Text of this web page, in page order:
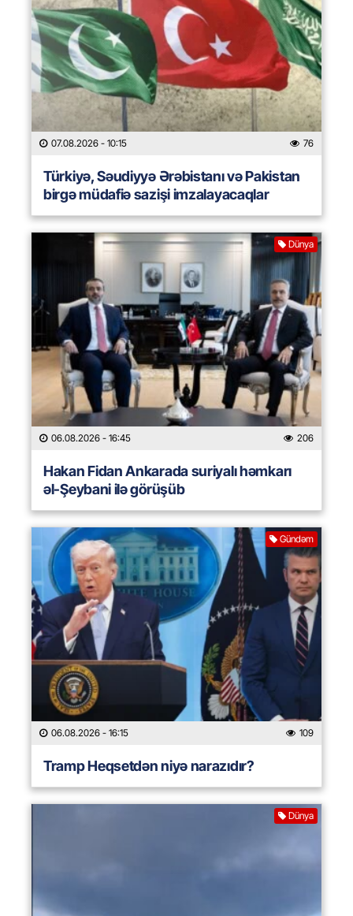
07.08.2026 - 10:15 76
Türkiyə, Səudiyyə Ərəbistanı və Pakistan
birgə müdafiə sazişi imzalayacaqlar
Dünya
06.08.2026 - 16:45 206
Hakan Fidan Ankarada suriyalı həmkarı
əl-Şeybani ilə görüşüb
Gündəm
06.08.2026 - 16:15 109
Tramp Heqsetdən niyə narazıdır?
Dünya